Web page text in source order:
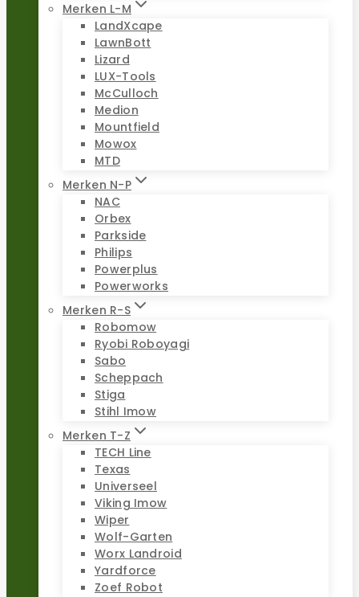
Merken L-M
LandXcape
LawnBott
Lizard
LUX-Tools
McCulloch
Medion
Mountfield
Mowox
MTD
Merken N-P
NAC
Orbex
Parkside
Philips
Powerplus
Powerworks
Merken R-S
Robomow
Ryobi Roboyagi
Sabo
Scheppach
Stiga
Stihl Imow
Merken T-Z
TECH Line
Texas
Universeel
Viking Imow
Wiper
Wolf-Garten
Worx Landroid
Yardforce
Zoef Robot